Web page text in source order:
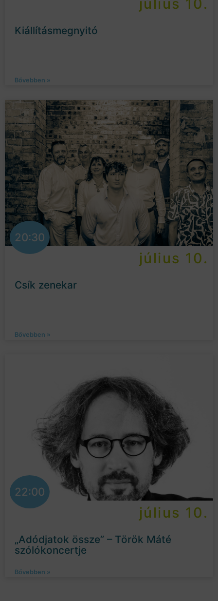
július 10.
Kiállításmegnyitó
Bővebben »
20:30
július 10.
Csík zenekar
Bővebben »
22:00
július 10.
„Adódjatok össze” – Török Máté
szólókoncertje
Bővebben »